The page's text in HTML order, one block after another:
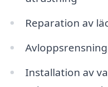
Reparation av
Installation av